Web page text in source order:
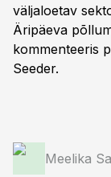
väljaloetav
Äripäeva
kommenteeris
Seeder.
Meelika